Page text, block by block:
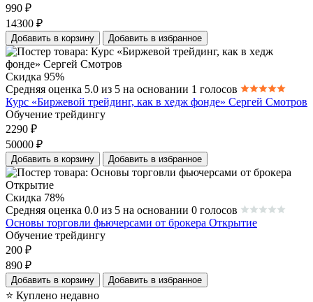
990 ₽
14300 ₽
Добавить в корзину Добавить в избранное
Скидка 95%
Средняя оценка 5.0 из 5 на основании 1 голосов
Курс «Биржевой трейдинг, как в хедж фонде» Сергей Смотров
Обучение трейдингу
2290 ₽
50000 ₽
Добавить в корзину Добавить в избранное
Скидка 78%
Средняя оценка 0.0 из 5 на основании 0 голосов
Основы торговли фьючерсами от брокера Открытие
Обучение трейдингу
200 ₽
890 ₽
Добавить в корзину Добавить в избранное
⭐ Куплено недавно